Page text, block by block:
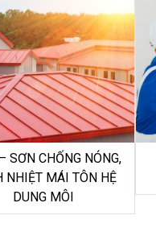
SƠN CHỐNG NÓNG,
NHIỆT MÁI TÔN HỆ
DUNG MÔI